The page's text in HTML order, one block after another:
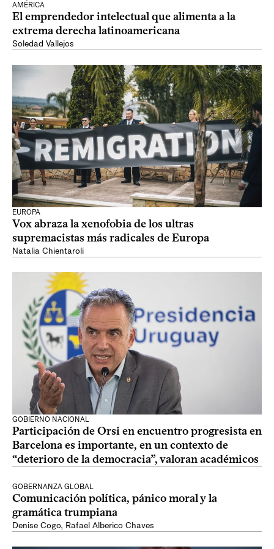
AMÉRICA
El emprendedor intelectual que alimenta a la
extrema derecha latinoamericana
Soledad Vallejos
EUROPA
Vox abraza la xenofobia de los ultras
supremacistas más radicales de Europa
Natalia Chientaroli
GOBIERNO NACIONAL
Participación de Orsi en encuentro progresista en
Barcelona es importante, en un contexto de
“deterioro de la democracia”, valoran académicos
GOBERNANZA GLOBAL
Comunicación política, pánico moral y la
gramática trumpiana
Denise Cogo, Rafael Alberico Chaves